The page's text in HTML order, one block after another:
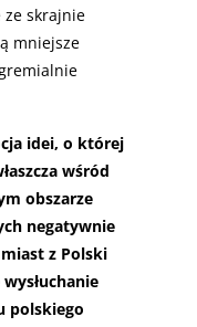
ze skrajnie
mniejsze
idei, o której
wśród
obszarze
negatywnie
z Polski
polskiego